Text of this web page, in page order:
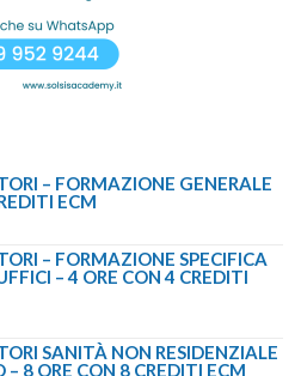
– FORMAZIONE GENERALE
ECM
– FORMAZIONE SPECIFICA
– 4 ORE CON 4 CREDITI
SANITÀ NON RESIDENZIALE
– 8 ORE CON 8 CREDITI ECM